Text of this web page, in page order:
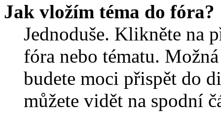
Jak vložím téma do fóra?
Jednoduše. Klikněte na
fóra nebo tématu.
budete moci přispět do
můžete vidět na spodní